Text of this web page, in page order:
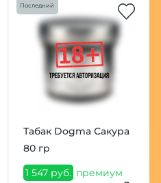
Последний
Табак Dogma Сакура
80 гр
1 547 руб. премиум